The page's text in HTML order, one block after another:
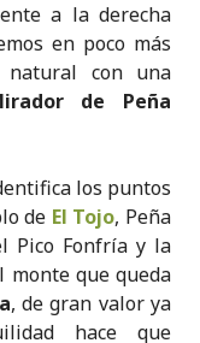
a la derecha
en poco más
con una
de Peña
los puntos
de El Tojo, Peña
Pico Fonfría y la
monte que queda
, de gran valor ya
hace que